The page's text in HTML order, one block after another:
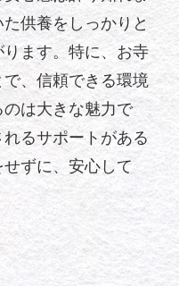
供養をしっかりと
ます。特に、お寺
、信頼できる環境
は大きな魅力で
るサポートがある
ずに、安心して